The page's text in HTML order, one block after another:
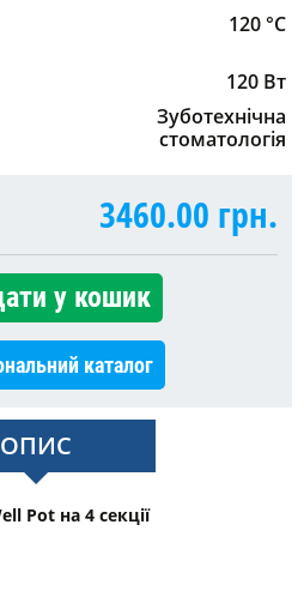
120 °C
120 Вт
Зуботехнічна
стоматологія
3460.00 грн.
у кошик
каталог
ОПИС
Pot на 4 секції